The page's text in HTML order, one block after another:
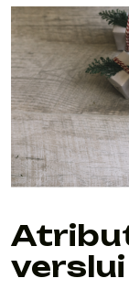
verslui